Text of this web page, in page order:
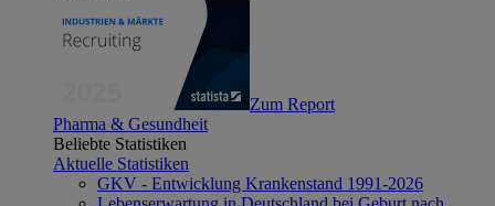
Zum Report
Pharma & Gesundheit
Beliebte Statistiken
Aktuelle Statistiken
GKV - Entwicklung Krankenstand 1991-2026